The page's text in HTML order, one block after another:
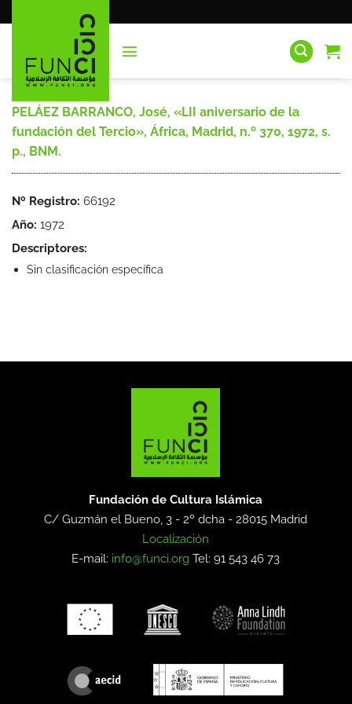
al
PELÁEZ BARRANCO, José, «LII aniversario de la
fundación del Tercio», África, Madrid, n.º 370, 1972, s.
p., BNM.
Nº Registro: 66192
Año: 1972
Descriptores:
Sin clasificación específica
Fundación de Cultura Islámica
C/ Guzmán el Bueno, 3 - 2º dcha -28015 Madrid
Localización
E-mail: info@funci.org Tel: 91 543 46 73